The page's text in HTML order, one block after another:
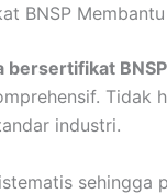
BNSP
bersertifikat BNSP
Tidak
industri.
sehingga